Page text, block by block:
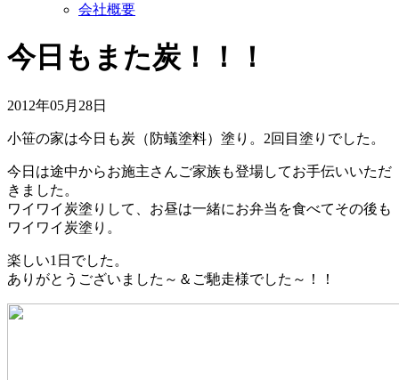
会社概要
今日もまた炭！！！
2012年05月28日
小笹の家は今日も炭（防蟻塗料）塗り。2回目塗りでした。
今日は途中からお施主さんご家族も登場してお手伝いいただ
きました。
ワイワイ炭塗りして、お昼は一緒にお弁当を食べてその後も
ワイワイ炭塗り。
楽しい1日でした。
ありがとうございました～＆ご馳走様でした～！！